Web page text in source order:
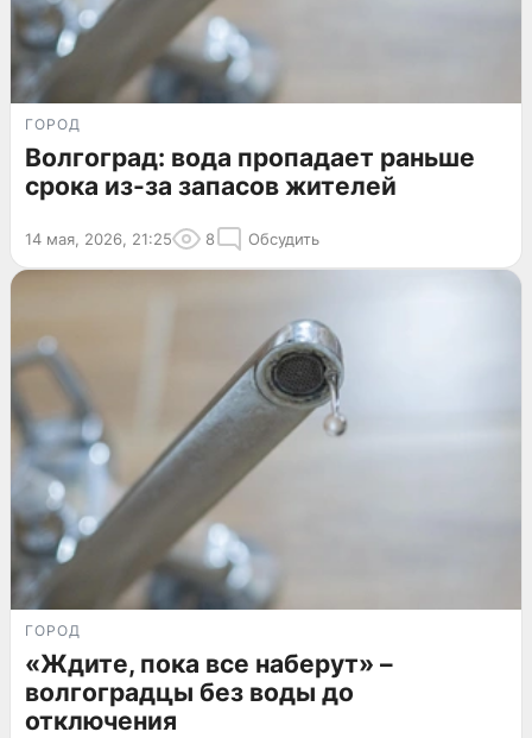
ГОРОД
Волгоград: вода пропадает раньше
срока из-за запасов жителей
14 мая, 2026, 21:25 8 Обсудить
ГОРОД
«Ждите, пока все наберут» –
волгоградцы без воды до
отключения